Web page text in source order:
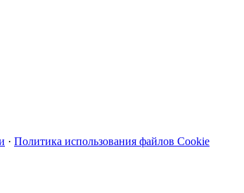
· Политика использования файлов Cookie